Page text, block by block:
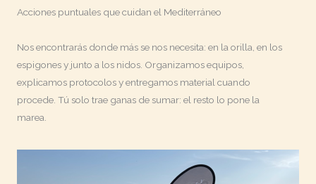
Acciones puntuales que cuidan el Mediterráneo
Nos encontrarás donde más se nos necesita: en la orilla, en los
espigones y junto a los nidos. Organizamos equipos,
explicamos protocolos y entregamos material cuando
procede. Tú solo trae ganas de sumar: el resto lo pone la
marea.